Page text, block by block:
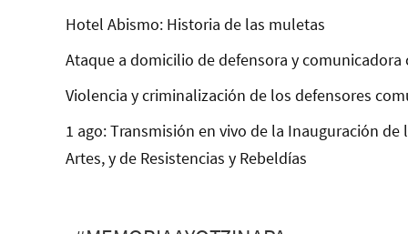
Hotel Abismo: Historia de las muletas
Ataque a domicilio de defensora y
Violencia y criminalización de los defensores
1 ago: Transmisión en vivo de la Inauguración
Artes, y de Resistencias y Rebeldías